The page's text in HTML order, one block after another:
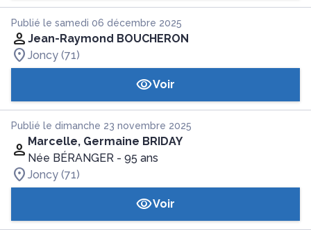
Publié le samedi 06 décembre 2025
Jean-Raymond BOUCHERON
Joncy (71)
Voir
Publié le dimanche 23 novembre 2025
Marcelle, Germaine BRIDAY
Née BÉRANGER - 95 ans
Joncy (71)
Voir